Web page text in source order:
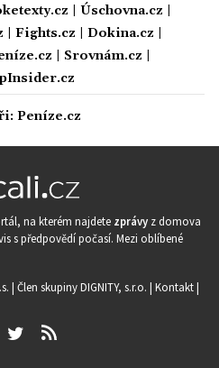
Úschovna.cz
Fights.cz Dokina.cz
Srovnám.cz
Peníze.cz
na kterém najdete zprávy z domova
s předpovědí počasí. Mezi oblíbené
| Člen skupiny DIGNITY, s.r.o. | Kontakt|